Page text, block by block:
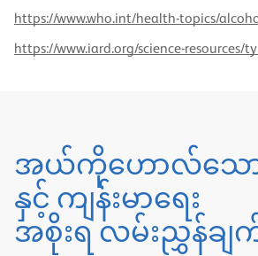
https://www.who.int/health-topics/
https://www.iard.org/science-resources/
အယ်ကိုဟောလ်သော
နှင့် ကျန်းမာရေး
အစိုးရ လမ်းညွှန်ချက်